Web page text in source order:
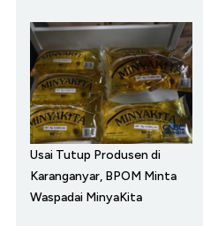
Usai Tutup Produsen di
Karanganyar, BPOM Minta
Waspadai MinyaKita